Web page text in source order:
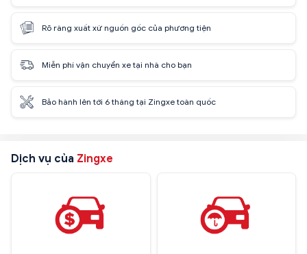
Rõ ràng xuất xứ nguồn gốc của phương tiện
Miễn phí vận chuyển xe tại nhà cho bạn
Bảo hành lên tới 6 tháng tại Zingxe toàn quốc
Dịch vụ của Zingxe